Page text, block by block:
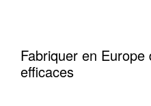
Fabriquer en
efficaces